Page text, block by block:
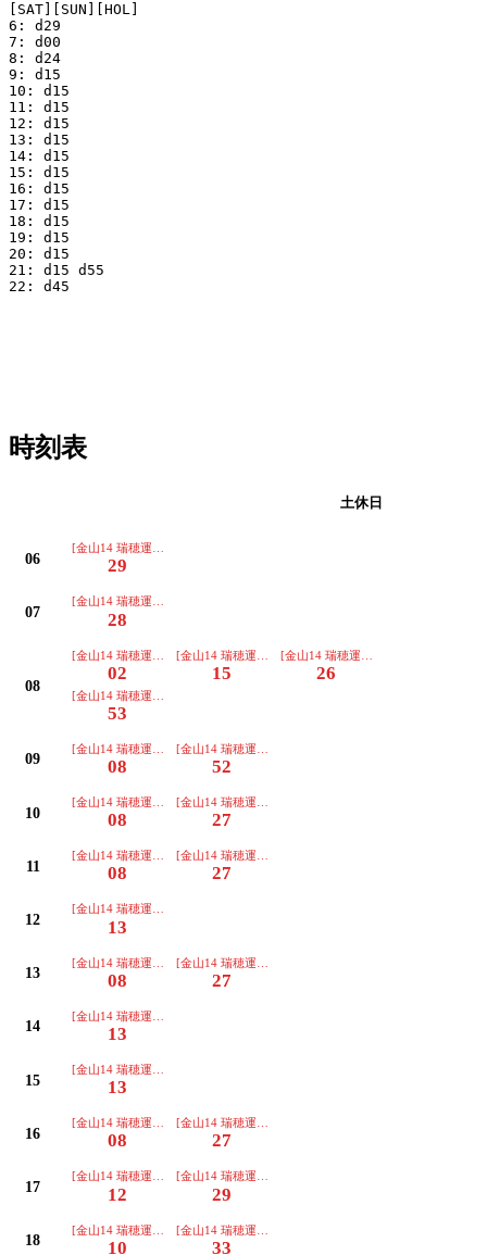
[SAT][SUN][HOL]
6: d29
7: d00
8: d24
9: d15
10: d15
11: d15
12: d15
13: d15
14: d15
15: d15
16: d15
17: d15
18: d15
19: d15
20: d15
21: d15 d55
22: d45
時刻表
土休日
06
[金山14 瑞穂運動場東(桜山経由)ゆき]
29
07
[金山14 瑞穂運動場東(桜山経由)ゆき]
28
08
[金山14 瑞穂運動場東(桜山経由)ゆき]
02
[金山14 瑞穂運動場東(桜山経由)ゆき]
15
[金山14 瑞穂運動場東(桜山経由)ゆき]
26
[金山14 瑞穂運動場東(桜山経由)ゆき]
53
09
[金山14 瑞穂運動場東(桜山経由)ゆき]
08
[金山14 瑞穂運動場東(桜山経由)ゆき]
52
10
[金山14 瑞穂運動場東(桜山経由)ゆき]
08
[金山14 瑞穂運動場東(桜山経由)ゆき]
27
11
[金山14 瑞穂運動場東(桜山経由)ゆき]
08
[金山14 瑞穂運動場東(桜山経由)ゆき]
27
12
[金山14 瑞穂運動場東(桜山経由)ゆき]
13
13
[金山14 瑞穂運動場東(桜山経由)ゆき]
08
[金山14 瑞穂運動場東(桜山経由)ゆき]
27
14
[金山14 瑞穂運動場東(桜山経由)ゆき]
13
15
[金山14 瑞穂運動場東(桜山経由)ゆき]
13
16
[金山14 瑞穂運動場東(桜山経由)ゆき]
08
[金山14 瑞穂運動場東(桜山経由)ゆき]
27
17
[金山14 瑞穂運動場東(桜山経由)ゆき]
12
[金山14 瑞穂運動場東(桜山経由)ゆき]
29
18
[金山14 瑞穂運動場東(桜山経由)ゆき]
10
[金山14 瑞穂運動場東(桜山経由)ゆき]
33